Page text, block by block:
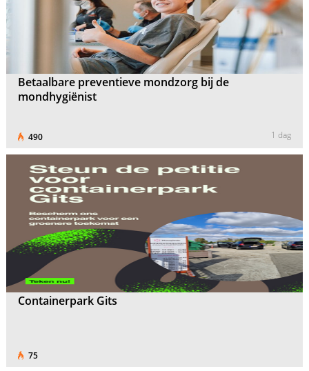
Betaalbare preventieve mondzorg bij de
mondhygiënist
490 1 dag
Containerpark Gits
75